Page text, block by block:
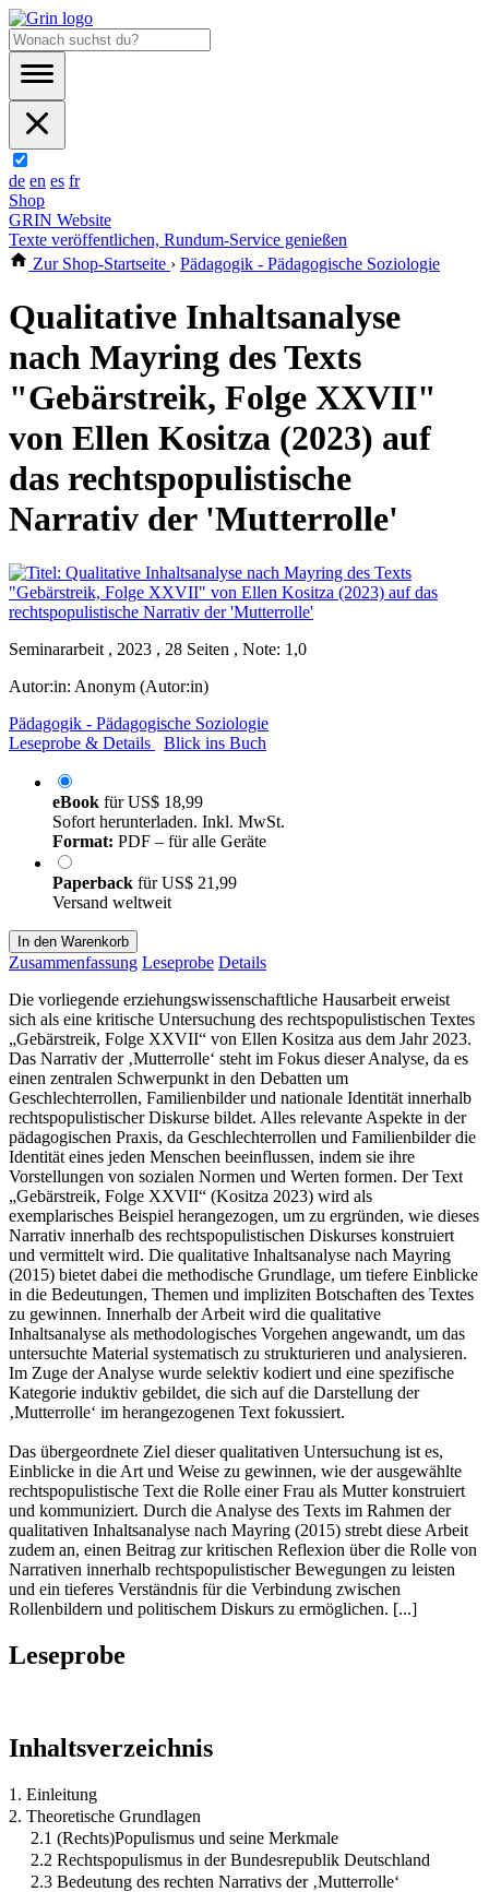
de en es fr
Shop
GRIN Website
Texte veröffentlichen, Rundum-Service genießen
Zur Shop-Startseite › Pädagogik - Pädagogische Soziologie
Qualitative Inhaltsanalyse
nach Mayring des Texts
"Gebärstreik, Folge XXVII"
von Ellen Kositza (2023) auf
das rechtspopulistische
Narrativ der 'Mutterrolle'
Seminararbeit , 2023 , 28 Seiten , Note: 1,0
Autor:in: Anonym (Autor:in)
Pädagogik - Pädagogische Soziologie
Leseprobe & Details
Blick ins Buch
eBook fürUS$ 18,99
Sofort herunterladen. Inkl. MwSt.
Format: PDF – für alle Geräte
Paperback fürUS$ 21,99
Versand weltweit
In den Warenkorb
Zusammenfassung Leseprobe Details
Die vorliegende erziehungswissenschaftliche Hausarbeit erweist
sich als eine kritische Untersuchung des rechtspopulistischen Textes
„Gebärstreik, Folge XXVII“ von Ellen Kositza aus dem Jahr 2023.
Das Narrativ der ‚Mutterrolle‘ steht im Fokus dieser Analyse, da es
einen zentralen Schwerpunkt in den Debatten um
Geschlechterrollen, Familienbilder und nationale Identität innerhalb
rechtspopulistischer Diskurse bildet. Alles relevante Aspekte in der
pädagogischen Praxis, da Geschlechterrollen und Familienbilder die
Identität eines jeden Menschen beeinflussen, indem sie ihre
Vorstellungen von sozialen Normen und Werten formen. Der Text
„Gebärstreik, Folge XXVII“ (Kositza 2023) wird als
exemplarisches Beispiel herangezogen, um zu ergründen, wie dieses
Narrativ innerhalb des rechtspopulistischen Diskurses konstruiert
und vermittelt wird. Die qualitative Inhaltsanalyse nach Mayring
(2015) bietet dabei die methodische Grundlage, um tiefere Einblicke
in die Bedeutungen, Themen und impliziten Botschaften des Textes
zu gewinnen. Innerhalb der Arbeit wird die qualitative
Inhaltsanalyse als methodologisches Vorgehen angewandt, um das
untersuchte Material systematisch zu strukturieren und analysieren.
Im Zuge der Analyse wurde selektiv kodiert und eine spezifische
Kategorie induktiv gebildet, die sich auf die Darstellung der
‚Mutterrolle‘ im herangezogenen Text fokussiert.
Das übergeordnete Ziel dieser qualitativen Untersuchung ist es,
Einblicke in die Art und Weise zu gewinnen, wie der ausgewählte
rechtspopulistische Text die Rolle einer Frau als Mutter konstruiert
und kommuniziert. Durch die Analyse des Texts im Rahmen der
qualitativen Inhaltsanalyse nach Mayring (2015) strebt diese Arbeit
zudem an, einen Beitrag zur kritischen Reflexion über die Rolle von
Narrativen innerhalb rechtspopulistischer Bewegungen zu leisten
und ein tieferes Verständnis für die Verbindung zwischen
Rollenbildern und politischem Diskurs zu ermöglichen. [...]
Leseprobe
Inhaltsverzeichnis
1. Einleitung
2. Theoretische Grundlagen
2.1 (Rechts)Populismus und seine Merkmale
2.2 Rechtspopulismus in der Bundesrepublik Deutschland
2.3 Bedeutung des rechten Narrativs der ‚Mutterrolle‘